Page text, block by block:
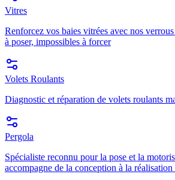
Vitres
Renforcez vos baies vitrées avec nos
à poser, impossibles à forcer
Volets Roulants
Diagnostic et réparation de volets roulants
Pergola
Spécialiste reconnu pour la pose et la
accompagne de la conception à la